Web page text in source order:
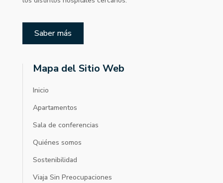
Saber más
Mapa del Sitio Web
Inicio
Apartamentos
Sala de conferencias
Quiénes somos
Sostenibilidad
Viaja Sin Preocupaciones